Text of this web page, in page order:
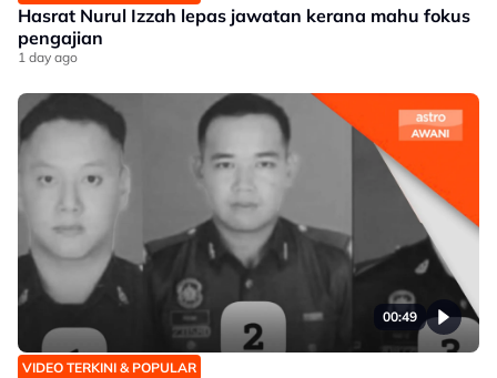
Hasrat Nurul Izzah lepas jawatan kerana mahu fokus
pengajian
1 day ago
00:49
VIDEO TERKINI & POPULAR